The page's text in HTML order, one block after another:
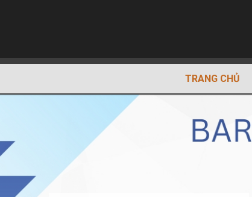
TRANG CHỦ